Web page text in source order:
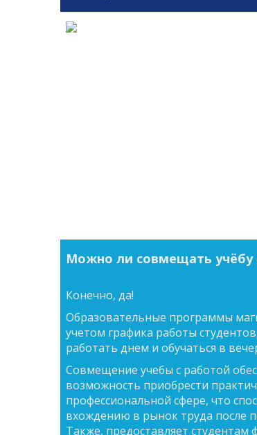
Можно ли совмещать учёбу
Конечно, да!
Образовательные программы
учетом графика работы
работать днем и обучаться в
Совмещение учебы с работой
возможность приобрести
профессиональной сфере, что
вхождению в рынок труда после
Также, предоставляет студентам